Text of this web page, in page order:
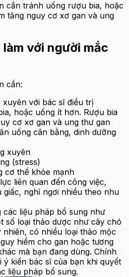
cần tránh uống rượu bia, hoặc
tăng nguy cơ xơ gan và ung
với người mắc
cần:
xuyên với bác sĩ điều trị
hoặc uống ít hơn. Rượu bia
cơ xơ gan và ung thư gan
uống cân bằng, dinh dưỡng
xuyên
(stress)
cơ thể khỏe mạnh
liên quan đến công việc,
giấc, nghỉ ngơi nhiều theo nhu
các liệu pháp bổ sung như
số loại thảo dược như cây chó
có nhiều loại thảo mộc
hiểm cho gan hoặc tương
mà bạn đang dùng. Chính
ý kiến bác sĩ của bạn khi quyết
liệu pháp bổ sung.